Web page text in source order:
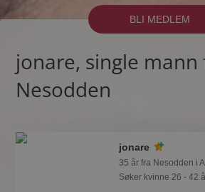
BLI MEDLEM
jonare, single mann
Nesodden
jonare
35 år fra Nesodden i
Søker kvinne 26 - 42